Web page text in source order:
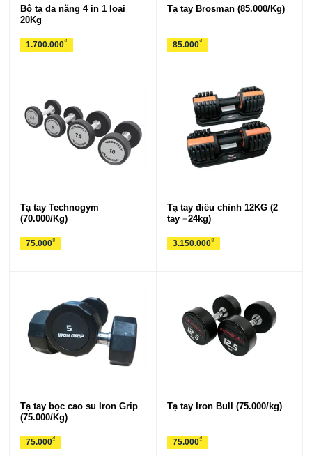
Bộ tạ đa năng 4 in 1 loại
20Kg
1.700.000₫
Tạ tay Brosman (85.000/Kg)
85.000₫
Tạ tay Technogym
(70.000/Kg)
75.000₫
Tạ tay điều chỉnh 12KG (2
tay =24kg)
3.150.000₫
Tạ tay bọc cao su Iron Grip
(75.000/Kg)
75.000₫
Tạ tay Iron Bull (75.000/kg)
75.000₫